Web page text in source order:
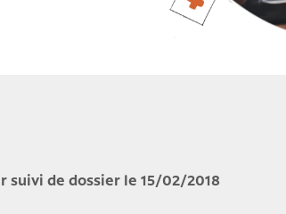
suivi de dossier le 15/02/2018